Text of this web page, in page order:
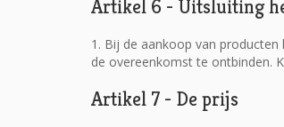
Artikel 6 - Uitsluiting
1. Bij de aankoop van
de overeenkomst te ontbinden.
Artikel 7 - De prijs